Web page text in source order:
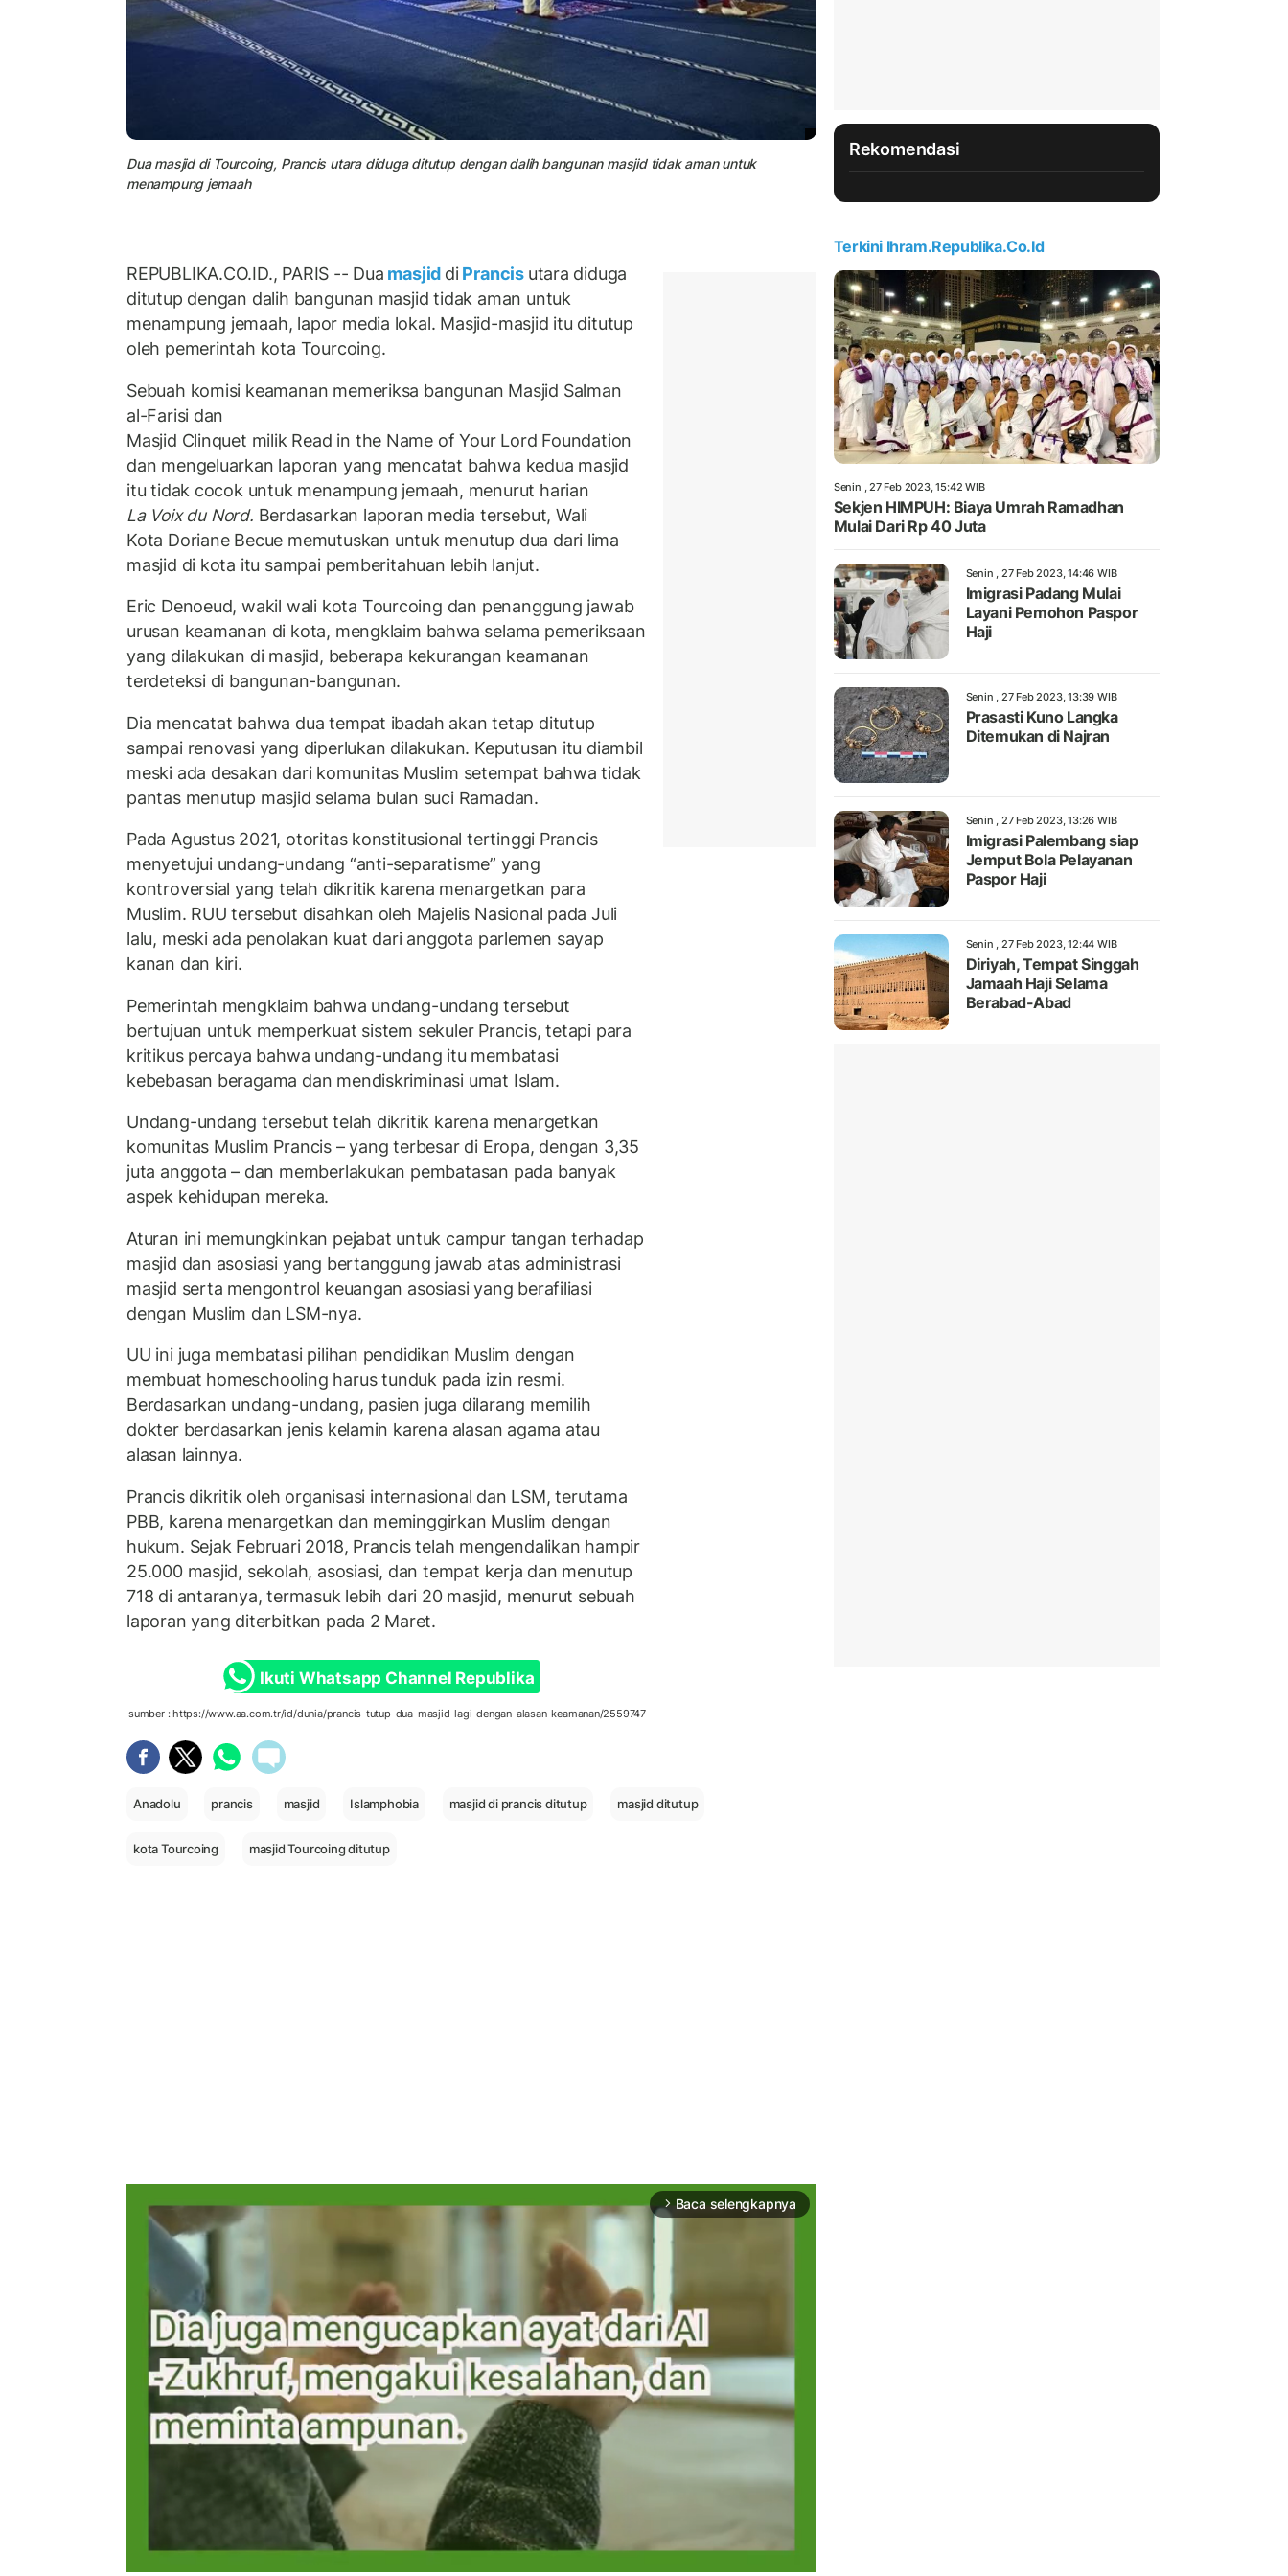
Dua masjid di Tourcoing, Prancis utara diduga ditutup dengan dalih bangunan masjid tidak aman untuk
menampung jemaah
REPUBLIKA.CO.ID., PARIS -- Dua masjid diPrancis utara diduga
ditutup dengan dalih bangunan masjid tidak aman untuk
menampung jemaah, lapor media lokal. Masjid-masjid itu ditutup
oleh pemerintah kota Tourcoing.
Sebuah komisi keamanan memeriksa bangunan Masjid Salman
al-Farisi dan
Masjid Clinquet milik Read in the Name of Your Lord Foundation
dan mengeluarkan laporan yang mencatat bahwa kedua masjid
itu tidak cocok untuk menampung jemaah, menurut harian
La Voix du Nord. Berdasarkan laporan media tersebut, Wali
Kota Doriane Becue memutuskan untuk menutup dua dari lima
masjid di kota itu sampai pemberitahuan lebih lanjut.
Eric Denoeud, wakil wali kota Tourcoing dan penanggung jawab
urusan keamanan di kota, mengklaim bahwa selama pemeriksaan
yang dilakukan di masjid, beberapa kekurangan keamanan
terdeteksi di bangunan-bangunan.
Dia mencatat bahwa dua tempat ibadah akan tetap ditutup
sampai renovasi yang diperlukan dilakukan. Keputusan itu diambil
meski ada desakan dari komunitas Muslim setempat bahwa tidak
pantas menutup masjid selama bulan suci Ramadan.
Pada Agustus 2021, otoritas konstitusional tertinggi Prancis
menyetujui undang-undang “anti-separatisme” yang
kontroversial yang telah dikritik karena menargetkan para
Muslim. RUU tersebut disahkan oleh Majelis Nasional pada Juli
lalu, meski ada penolakan kuat dari anggota parlemen sayap
kanan dan kiri.
Pemerintah mengklaim bahwa undang-undang tersebut
bertujuan untuk memperkuat sistem sekuler Prancis, tetapi para
kritikus percaya bahwa undang-undang itu membatasi
kebebasan beragama dan mendiskriminasi umat Islam.
Undang-undang tersebut telah dikritik karena menargetkan
komunitas Muslim Prancis – yang terbesar di Eropa, dengan 3,35
juta anggota – dan memberlakukan pembatasan pada banyak
aspek kehidupan mereka.
Aturan ini memungkinkan pejabat untuk campur tangan terhadap
masjid dan asosiasi yang bertanggung jawab atas administrasi
masjid serta mengontrol keuangan asosiasi yang berafiliasi
dengan Muslim dan LSM-nya.
UU ini juga membatasi pilihan pendidikan Muslim dengan
membuat homeschooling harus tunduk pada izin resmi.
Berdasarkan undang-undang, pasien juga dilarang memilih
dokter berdasarkan jenis kelamin karena alasan agama atau
alasan lainnya.
Prancis dikritik oleh organisasi internasional dan LSM, terutama
PBB, karena menargetkan dan meminggirkan Muslim dengan
hukum. Sejak Februari 2018, Prancis telah mengendalikan hampir
25.000 masjid, sekolah, asosiasi, dan tempat kerja dan menutup
718 di antaranya, termasuk lebih dari 20 masjid, menurut sebuah
laporan yang diterbitkan pada 2 Maret.
Ikuti Whatsapp Channel Republika
sumber : https://www.aa.com.tr/id/dunia/prancis-tutup-dua-masjid-lagi-dengan-alasan-keamanan/2559747
Anadolu prancis masjid Islamphobia masjid di prancis ditutup masjid ditutup
kota Tourcoing masjid Tourcoing ditutup
arrow_forward_ios Baca selengkapnya
Rekomendasi
Terkini Ihram.republika.co.id
Senin , 27 Feb 2023, 15:42 WIB
Sekjen HIMPUH: Biaya Umrah Ramadhan
Mulai Dari Rp 40 Juta
Senin , 27 Feb 2023, 14:46 WIB
Imigrasi Padang Mulai
Layani Pemohon Paspor
Haji
Senin , 27 Feb 2023, 13:39 WIB
Prasasti Kuno Langka
Ditemukan di Najran
Senin , 27 Feb 2023, 13:26 WIB
Imigrasi Palembang siap
Jemput Bola Pelayanan
Paspor Haji
Senin , 27 Feb 2023, 12:44 WIB
Diriyah, Tempat Singgah
Jamaah Haji Selama
Berabad-Abad